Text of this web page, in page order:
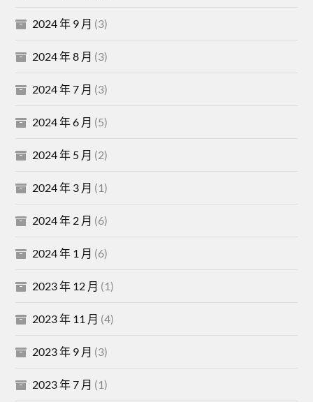
2024 年 9 月 (3)
2024 年 8 月 (3)
2024 年 7 月 (3)
2024 年 6 月 (5)
2024 年 5 月 (2)
2024 年 3 月 (1)
2024 年 2 月 (6)
2024 年 1 月 (6)
2023 年 12 月 (1)
2023 年 11 月 (4)
2023 年 9 月 (3)
2023 年 7 月 (1)